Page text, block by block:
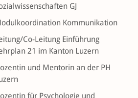
GJ
Kommunikation
Co-Leitung Einführung
21 im Kanton Luzern
und Mentorin an der PH
für Psychologie und